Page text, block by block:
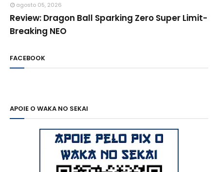
agosto 05, 2026
Review: Dragon Ball Sparking Zero Super Limit-
Breaking NEO
FACEBOOK
APOIE O WAKA NO SEKAI